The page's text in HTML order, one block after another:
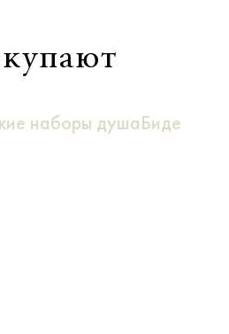
наборы душаБиде